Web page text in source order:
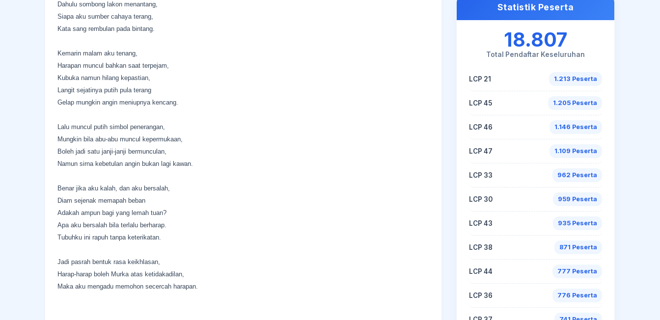
Dahulu sombong lakon menantang,
Siapa aku sumber cahaya terang,
Kata sang rembulan pada bintang.
Kemarin malam aku tenang,
Harapan muncul bahkan saat terpejam,
Kubuka namun hilang kepastian,
Langit sejatinya putih pula terang
Gelap mungkin angin meniupnya kencang.
Lalu muncul putih simbol penerangan,
Mungkin bila abu-abu muncul kepermukaan,
Boleh jadi satu janji-janji bermunculan,
Namun sirna kebetulan angin bukan lagi kawan.
Benar jika aku kalah, dan aku bersalah,
Diam sejenak memapah beban
Adakah ampun bagi yang lemah tuan?
Apa aku bersalah bila terlalu berharap.
Tubuhku ini rapuh tanpa keterikatan.
Jadi pasrah bentuk rasa keikhlasan,
Harap-harap boleh Murka atas ketidakadilan,
Maka aku mengadu memohon secercah harapan.
Statistik Peserta
18.807
Total Pendaftar Keseluruhan
LCP 21 1.213 Peserta
LCP 45 1.205 Peserta
LCP 46 1.146 Peserta
LCP 47 1.109 Peserta
LCP 33 962 Peserta
LCP 30 959 Peserta
LCP 43 935 Peserta
LCP 38 871 Peserta
LCP 44 777 Peserta
LCP 36 776 Peserta